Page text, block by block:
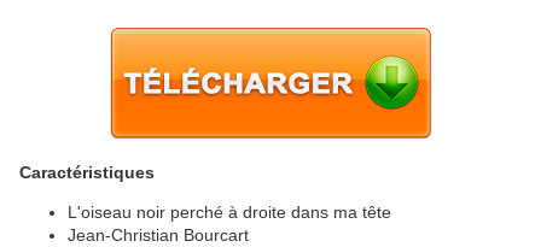
Caractéristiques
L'oiseau noir perché à droite dans ma tête
Jean-Christian Bourcart